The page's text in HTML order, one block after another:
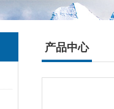
产品中心